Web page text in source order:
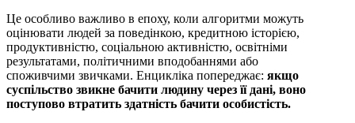
Це особливо важливо в епоху, коли алгоритми можуть
оцінювати людей за поведінкою, кредитною історією,
продуктивністю, соціальною активністю, освітніми
результатами, політичними вподобаннями або
споживчими звичками. Енцикліка попереджає: якщо
суспільство звикне бачити людину через її дані, воно
поступово втратить здатність бачити особистість.